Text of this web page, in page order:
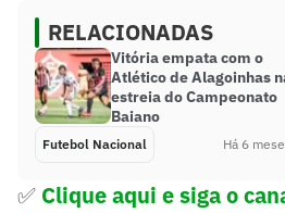
RELACIONADAS
Vitória empata com o
Atlético de Alagoinhas
estreia do Campeonato
Baiano
Futebol Nacional Há 6
✅ Clique aqui e siga o